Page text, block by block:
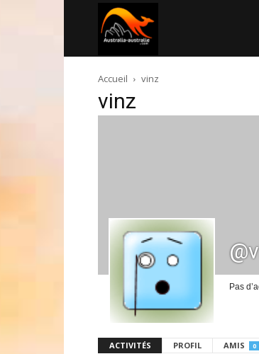
australie.com
Accueil vinz
vinz
Pas
ACTIVITÉS PROFIL AMIS 0